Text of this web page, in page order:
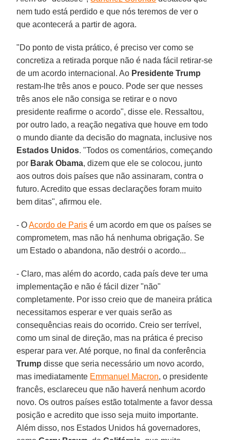
nem tudo está perdido e que nós teremos de ver o
que acontecerá a partir de agora.
"Do ponto de vista prático, é preciso ver como se
concretiza a retirada porque não é nada fácil retirar-se
de um acordo internacional. Ao Presidente Trump
restam-lhe três anos e pouco. Pode ser que nesses
três anos ele não consiga se retirar e o novo
presidente reafirme o acordo", disse ele. Ressaltou,
por outro lado, a reação negativa que houve em todo
o mundo diante da decisão do magnata, inclusive nos
Estados Unidos. "Todos os comentários, começando
por Barak Obama, dizem que ele se colocou, junto
aos outros dois países que não assinaram, contra o
futuro. Acredito que essas declarações foram muito
bem ditas", afirmou ele.
- OAcordo de Paris é um acordo em que os países se
comprometem, mas não há nenhuma obrigação. Se
um Estado o abandona, não destrói o acordo...
- Claro, mas além do acordo, cada país deve ter uma
implementação e não é fácil dizer "não"
completamente. Por isso creio que de maneira prática
necessitamos esperar e ver quais serão as
consequências reais do ocorrido. Creio ser terrível,
como um sinal de direção, mas na prática é preciso
esperar para ver. Até porque, no final da conferência
Trump disse que seria necessário um novo acordo,
mas imediatamente Emmanuel Macron, o presidente
francês, esclareceu que não haverá nenhum acordo
novo. Os outros países estão totalmente a favor dessa
posição e acredito que isso seja muito importante.
Além disso, nos Estados Unidos há governadores,